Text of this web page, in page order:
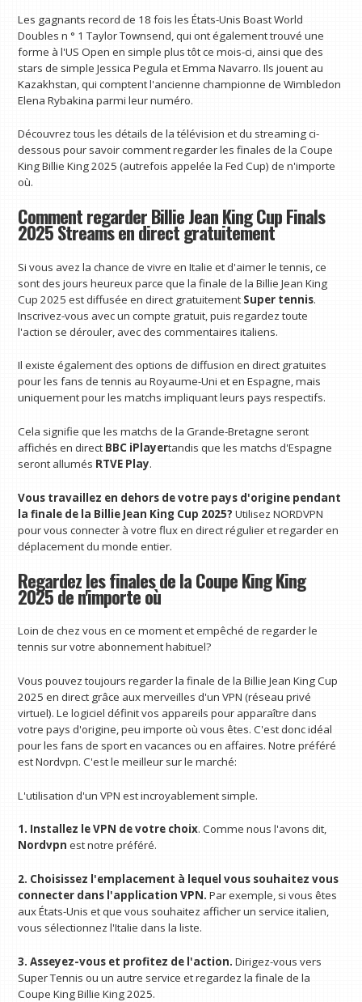
Les gagnants record de 18 fois les États-Unis Boast World
Doubles n ° 1 Taylor Townsend, qui ont également trouvé une
forme à l'US Open en simple plus tôt ce mois-ci, ainsi que des
stars de simple Jessica Pegula et Emma Navarro. Ils jouent au
Kazakhstan, qui comptent l'ancienne championne de Wimbledon
Elena Rybakina parmi leur numéro.
Découvrez tous les détails de la télévision et du streaming ci-
dessous pour savoir comment regarder les finales de la Coupe
King Billie King 2025 (autrefois appelée la Fed Cup) de n'importe
où.
Comment regarder Billie Jean King Cup Finals
2025 Streams en direct gratuitement
Si vous avez la chance de vivre en Italie et d'aimer le tennis, ce
sont des jours heureux parce que la finale de la Billie Jean King
Cup 2025 est diffusée en direct gratuitement Super tennis.
Inscrivez-vous avec un compte gratuit, puis regardez toute
l'action se dérouler, avec des commentaires italiens.
Il existe également des options de diffusion en direct gratuites
pour les fans de tennis au Royaume-Uni et en Espagne, mais
uniquement pour les matchs impliquant leurs pays respectifs.
Cela signifie que les matchs de la Grande-Bretagne seront
affichés en direct BBC iPlayertandis que les matchs d'Espagne
seront allumés RTVE Play.
Vous travaillez en dehors de votre pays d'origine pendant
la finale de la Billie Jean King Cup 2025? Utilisez NORDVPN
pour vous connecter à votre flux en direct régulier et regarder en
déplacement du monde entier.
Regardez les finales de la Coupe King King
2025 de n'importe où
Loin de chez vous en ce moment et empêché de regarder le
tennis sur votre abonnement habituel?
Vous pouvez toujours regarder la finale de la Billie Jean King Cup
2025 en direct grâce aux merveilles d'un VPN (réseau privé
virtuel). Le logiciel définit vos appareils pour apparaître dans
votre pays d'origine, peu importe où vous êtes. C'est donc idéal
pour les fans de sport en vacances ou en affaires. Notre préféré
est Nordvpn. C'est le meilleur sur le marché:
L'utilisation d'un VPN est incroyablement simple.
1. Installez le VPN de votre choix. Comme nous l'avons dit,
Nordvpn est notre préféré.
2. Choisissez l'emplacement à lequel vous souhaitez vous
connecter dans l'application VPN.Par exemple, si vous êtes
aux États-Unis et que vous souhaitez afficher un service italien,
vous sélectionnez l'Italie dans la liste.
3. Asseyez-vous et profitez de l'action.Dirigez-vous vers
Super Tennis ou un autre service et regardez la finale de la
Coupe King Billie King 2025.